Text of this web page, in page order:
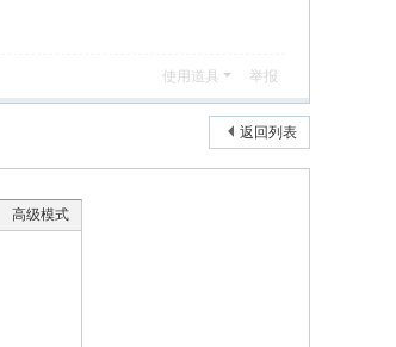
使用道具 举报
返回列表
高级模式